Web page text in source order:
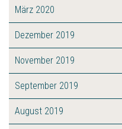
März 2020
Dezember 2019
November 2019
September 2019
August 2019